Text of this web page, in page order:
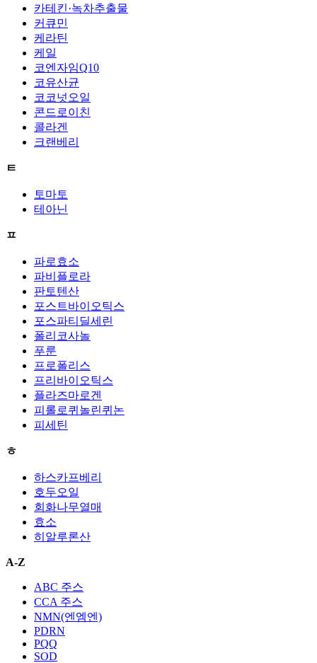
카테킨·녹차추출물
커큐민
케라틴
케일
코엔자임Q10
코유산균
코코넛오일
콘드로이친
콜라겐
크랜베리
ㅌ
토마토
테아닌
ㅍ
파로효소
파비플로라
판토텐산
포스트바이오틱스
포스파티딜세린
폴리코사놀
푸룬
프로폴리스
프리바이오틱스
플라즈마로겐
피롤로퀴놀린퀴논
피세틴
ㅎ
하스카프베리
호두오일
회화나무열매
효소
히알루론산
A-Z
ABC 주스
CCA 주스
NMN(엔엠엔)
PDRN
PQQ
SOD